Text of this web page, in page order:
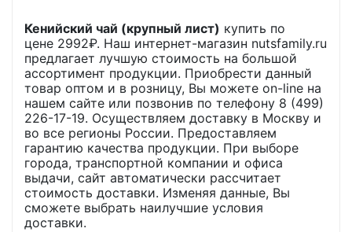
Кенийский чай (крупный лист) купить по
цене 2992₽. Наш интернет-магазин nutsfamily.ru
предлагает лучшую стоимость на большой
ассортимент продукции. Приобрести данный
товар оптом и в розницу, Вы можете on-line на
нашем сайте или позвонив по телефону 8 (499)
226-17-19. Осуществляем доставку в Москву и
во все регионы России. Предоставляем
гарантию качества продукции. При выборе
города, транспортной компании и офиса
выдачи, сайт автоматически рассчитает
стоимость доставки. Изменяя данные, Вы
сможете выбрать наилучшие условия
доставки.